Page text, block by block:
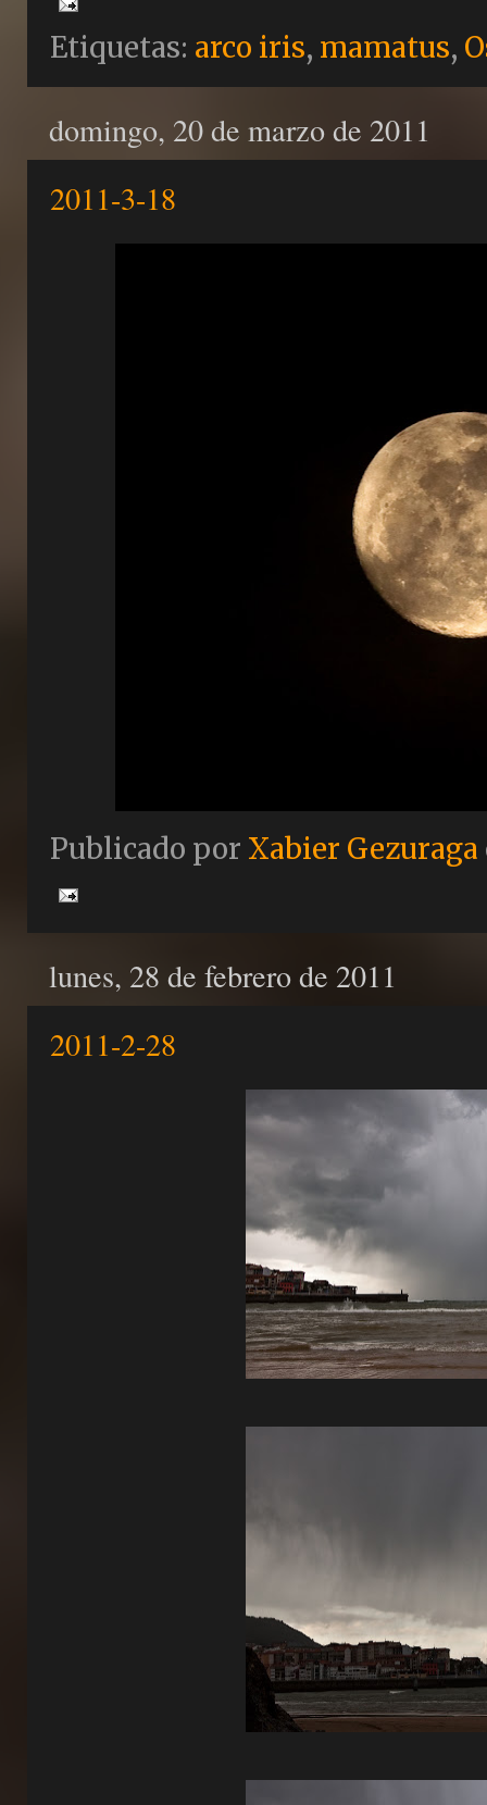
Etiquetas: arco iris, mamatus,
domingo, 20 de marzo de 2011
2011-3-18
Publicado por Xabier Gezuraga
lunes, 28 de febrero de 2011
2011-2-28